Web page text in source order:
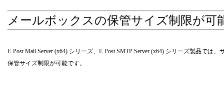
メールボックスの保管サイズ制限が可
E-Post Mail Server (x64) シリーズ、E-Post SMTP Server (x64) シリーズ製品で
保管サイズ制限が可能です。